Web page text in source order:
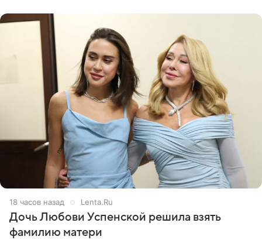
18 часов назад Lenta.Ru
Дочь Любови Успенской решила взять
фамилию матери